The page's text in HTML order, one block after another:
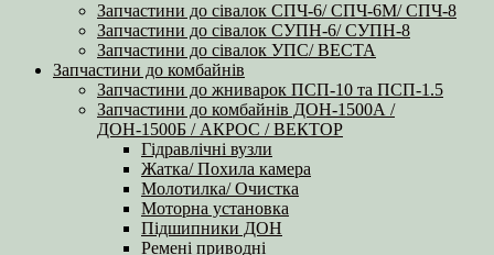
Запчастини до сівалок СПЧ-6/ СПЧ-6М/ СПЧ-8
Запчастини до сівалок СУПН-6/ СУПН-8
Запчастини до сівалок УПС/ ВЕСТА
Запчастини до комбайнів
Запчастини до жниварок ПСП-10 та ПСП-1.5
Запчастини до комбайнів ДОН-1500А /
ДОН-1500Б / АКРОС / ВЕКТОР
Гідравлічні вузли
Жатка/ Похила камера
Молотилка/ Очистка
Моторна установка
Підшипники ДОН
Ремені приводні